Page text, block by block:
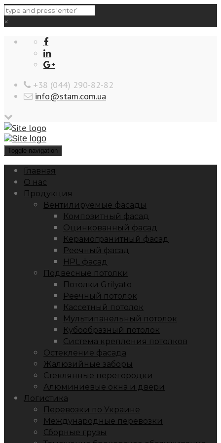
×
‎+38 (044) 290-82-82
info@stam.com.ua
Toggle navigation
Главная
О нас
Продукция
Вентилируемые фасады
Композитный фасад
Оцинкованный фасад
Керамогранитный фасад
Реечный фасад
HPL фасад
Подвесные потолки
Потолки Grilyato
Реечный потолок
Кассетный потолок
Мультипанельный потолок
Кубообразный потолок
Система крепления потолков
Остекление фасада
Жалюзийные заборы
Стеклянные перегородки
Алюминиевые окна и двери
Логистика
Перевозки по Украине
Международные перевозки
Сборные грузы